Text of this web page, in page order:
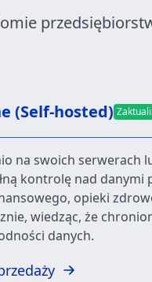
(Self-hosted)
na swoich serwerach
kontrolę nad danymi
opieki
wiedząc, że
danych.